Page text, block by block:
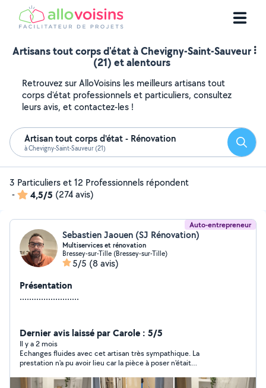
Artisans tout corps d'état à Chevigny-Saint-Sauveur
(21) et alentours
Retrouvez sur AlloVoisins les meilleurs artisans tout
corps d'état professionnels et particuliers, consultez
leurs avis, et contactez-les !
Artisan tout corps d'état - Rénovation
à Chevigny-Saint-Sauveur (21)
3 Particuliers et 12 Professionnels répondent
-
4,5/5 (274 avis)
Auto-entrepreneur
Sebastien Jaouen (SJ Rénovation)
Multiservices et rénovation
Bressey-sur-Tille (Bressey-sur-Tille)
5/5 (8 avis)
Présentation
.........................
Dernier avis laissé par Carole : 5/5
Il y a 2 mois
Echanges fluides avec cet artisan très sympathique. La
prestation n'a pu avoir lieu car la pièce à poser n'était